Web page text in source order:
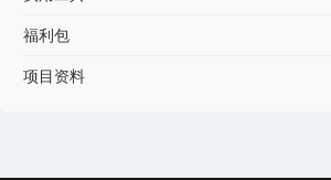
福利包
项目资料